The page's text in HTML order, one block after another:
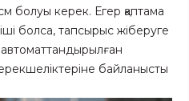
болуы керек. Егер қаптама
болса, тапсырыс жіберуге
байланысты